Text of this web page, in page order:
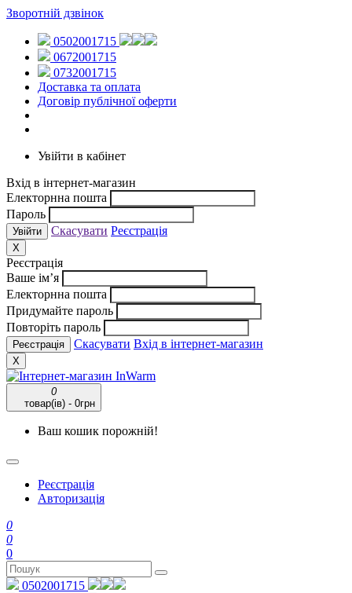
Зворотній дзвінок
0502001715
0672001715
0732001715
Доставка та оплата
Договір публічної оферти
Увійти в кабінет
Вхід в інтернет-магазин
Електорнна пошта
Пароль
Скасувати Реєстрація
X
Реєстрація
Ваше ім’я
Електорнна пошта
Придумайте пароль
Повторіть пароль
Скасувати Вхід в інтернет-магазин
X
0
товар(ів) - 0грн
Ваш кошик порожній!
Реєстрація
Авторизація
0
0
0
0502001715